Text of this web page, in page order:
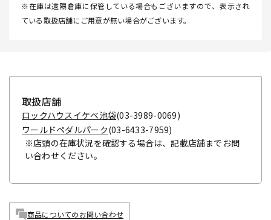
※在庫は遠隔倉庫に保管している場合もございますので、表示され
ている取扱店舗にご用意が無い場合がございます。
取扱店舗
ロックハウスイケベ池袋(03-3989-0069)
ワールドペダルパーク(03-6433-7959)
※店頭の在庫状況を確認する場合は、記載店舗までお問
い合わせください。
商品についてのお問い合わせ